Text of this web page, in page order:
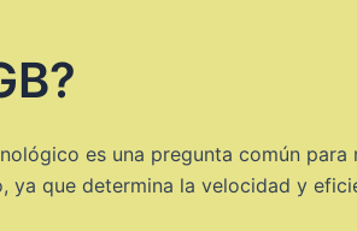
es una pregunta común para
que determina la velocidad y